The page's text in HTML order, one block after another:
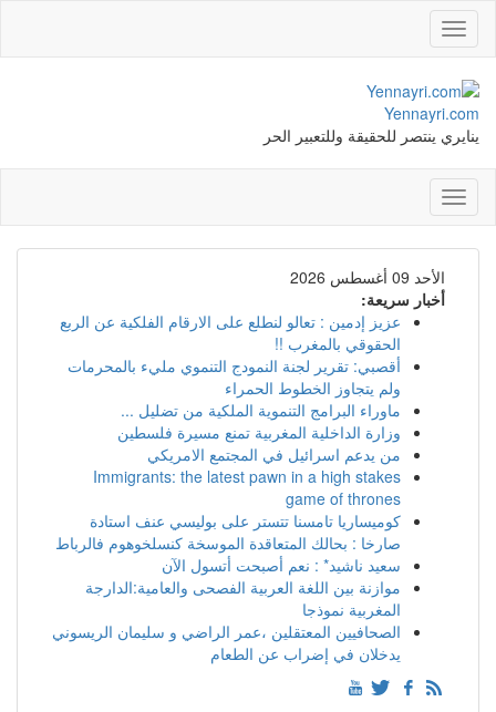
Toggle
navigation
Yennayri.com
ينايري ينتصر للحقيقة وللتعبير الحر
Toggle
navigation
الأحد 09 أغسطس 2026
أخبار سريعة:
عزيز إدمين : تعالو لنطلع على الارقام الفلكية عن الربع
الحقوقي بالمغرب !!
أقصبي: تقرير لجنة النمودج التنموي مليء بالمحرمات
ولم يتجاوز الخطوط الحمراء
ماوراء البرامج التنموية الملكية من تضليل ...
وزارة الداخلية المغربية تمنع مسيرة فلسطين
من يدعم اسرائيل في المجتمع الامريكي
Immigrants: the latest pawn in a high stakes
game of thrones
كوميساريا تامسنا تتستر على بوليسي عنف استادة
صارخا : بحالك المتعاقدة الموسخة كنسلخوهوم فالرباط
سعيد ناشيد* : نعم أصبحت أتسول الآن
موازنة بين اللغة العربية الفصحى والعامية:الدارجة
المغربية نموذجا
الصحافيين المعتقلين ،عمر الراضي و سليمان الريسوني
يدخلان في إضراب عن الطعام